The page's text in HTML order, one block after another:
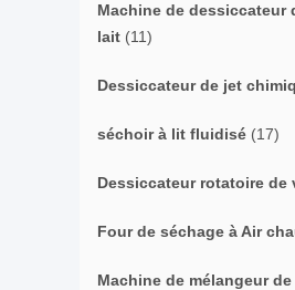
Machine de dessiccateur
lait (11)
Dessiccateur de jet
séchoir à lit fluidisé (17)
Dessiccateur rotatoire de
Four de séchage à Air
Machine de mélangeur